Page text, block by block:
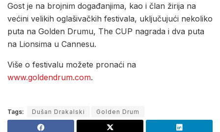
Gost je na brojnim događanjima, kao i član žirija na
većini velikih oglašivačkih festivala, uključujući nekoliko
puta na Golden Drumu, The CUP nagrada i dva puta
na Lionsima u Cannesu.
Više o festivalu možete pronaći na
www.goldendrum.com.
Tags: Dušan Drakalski Golden Drum